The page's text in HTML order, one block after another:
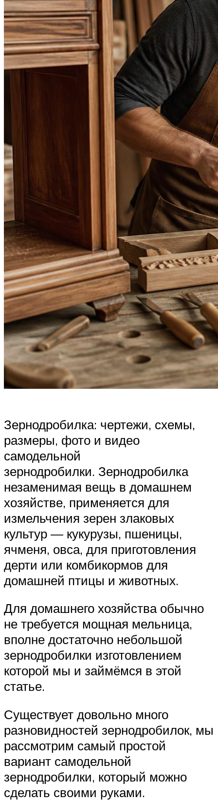
Зернодробилка: чертежи, схемы,
размеры, фото и видео
самодельной
зернодробилки. Зернодробилка
незаменимая вещь в домашнем
хозяйстве, применяется для
измельчения зерен злаковых
культур — кукурузы, пшеницы,
ячменя, овса, для приготовления
дерти или комбикормов для
домашней птицы и животных.
Для домашнего хозяйства обычно
не требуется мощная мельница,
вполне достаточно небольшой
зернодробилки изготовлением
которой мы и займёмся в этой
статье.
Существует довольно много
разновидностей зернодробилок, мы
рассмотрим самый простой
вариант самодельной
зернодробилки, который можно
сделать своими руками.